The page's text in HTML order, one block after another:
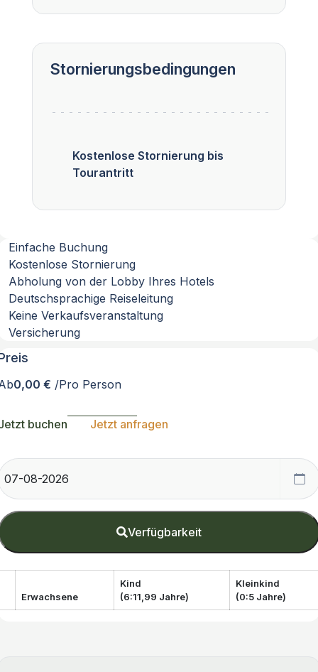
Stornierungsbedingungen
Kostenlose Stornierung bis
Tourantritt
Einfache Buchung
Kostenlose Stornierung
Abholung von der Lobby Ihres Hotels
Deutschsprachige Reiseleitung
Keine Verkaufsveranstaltung
Versicherung
0,00 € /Pro Person
buchen Jetzt anfragen
Verfügbarkeit
Erwachsene
Kind
(6:11,99 Jahre)
Kleinkind
(0:5 Jahre)